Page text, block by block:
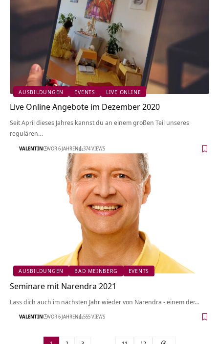
AUSBILDUNGEN EVENTS LIVE ONLINE
Live Online Angebote im Dezember 2020
Seit April dieses Jahres kannst du an einem großen Teil unseres
regulären…
VALENTIN VOR 6 JAHREN 374 VIEWS
AUSBILDUNGEN BAD MEINBERG EVENTS
Seminare mit Narendra 2021
Lass dich auch im nächsten Jahr wieder von Narendra - einem der…
VALENTIN VOR 6 JAHREN 555 VIEWS